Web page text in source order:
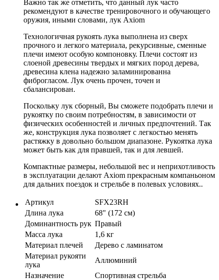
Важно так же отметить, что данный лук часто
рекомендуют в качестве тренировочного и обучающего
оружия, иными словами, лук Axiom
Технологичная рукоять лука выполнена из сверх
прочного и легкого материала, рекурсивные, сменные
плечи имеют особую компоновку. Плечи состоят из
слоеной древесины твердых и мягких пород дерева,
древесина клена надежно заламинированна
фиброгласом. Лук очень прочен, точен и
сбалансирован.
Поскольку лук сборный, Вы сможете подобрать плечи и
рукоятку по своим потребностям, в зависимости от
физических особенностей и личных предпочтений. Так
же, конструкция лука позволяет с легкостью менять
растяжку в довольно большом диапазоне. Рукоятка лука
может быть как для правшей, так и для левшей.
Компактные размеры, небольшой вес и неприхотливость
в эксплуатации делают Axiom прекрасным компаньоном
для дальних поездок и стрельбе в полевых условиях..
Артикул
SFX23RH
Длина лука
68" (172 см)
Доминантность рук Правый
Масса лука
1,6 кг
Материал плечей
Дерево с ламинатом
Материал рукояти
лука
Аллюминий
Назначение
Спортивная стрельба